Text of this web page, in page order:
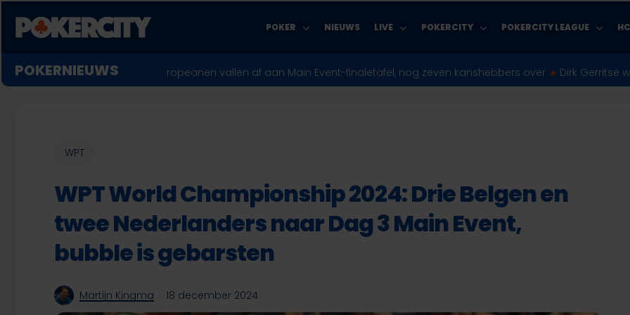
content
POKER NIEUWS LIVE POKERCITY POKERCITY LEAGUE
LIVE REPORTING
POKERNIEUWS
Twee Europeanen vallen af aan Main Event-finaletafel, nog zeven kanshebbers over ♣︎ Dirk Gerritse wint ruim $175.000
WPT
WPT World Championship 2024: Drie Belgen en
twee Nederlanders naar Dag 3 Main Event,
bubble is gebarsten
Martijn Kingma 18 december 2024